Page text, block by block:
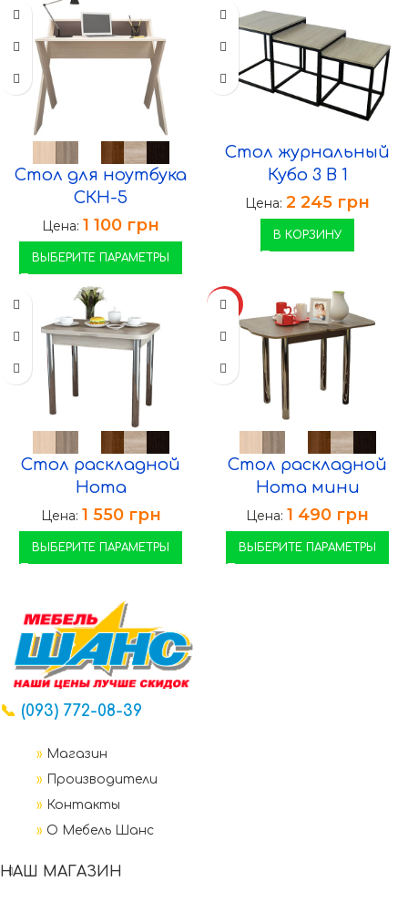
Стол для ноутбука
СКН-5
Цена: 1 100 грн
ВЫБЕРИТЕ ПАРАМЕТРЫ
Стол журнальный
Кубо 3 В 1
Цена: 2 245 грн
В КОРЗИНУ
Стол раскладной
Нота
Цена: 1 550 грн
ВЫБЕРИТЕ ПАРАМЕТРЫ
ХИТ
Стол раскладной
Нота мини
Цена: 1 490 грн
ВЫБЕРИТЕ ПАРАМЕТРЫ
📞 (093) 772-08-39
» Магазин
»
Производители
» Контакты
» О Мебель Шанс
НАШ МАГАЗИН